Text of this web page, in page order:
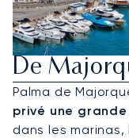
Louer Un
De
Palma de
privé une
dans les